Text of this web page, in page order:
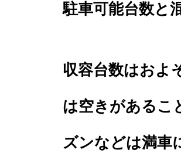
駐車可能台数と
収容台数はおよ
は空きがあるこ
ズンなどは満車